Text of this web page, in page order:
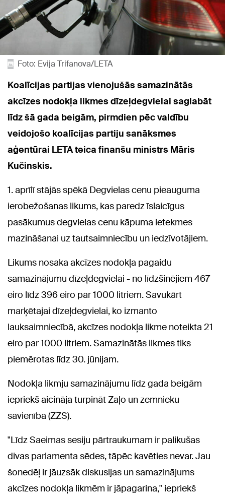
Foto: Evija Trifanova/LETA
Koalīcijas partijas vienojušās samazinātās
akcīzes nodokļa likmes dīzeļdegvielai saglabāt
līdz šā gada beigām, pirmdien pēc valdību
veidojošo koalīcijas partiju sanāksmes
aģentūrai LETA teica finanšu ministrs Māris
Kučinskis.
1. aprīlī stājās spēkā Degvielas cenu pieauguma
ierobežošanas likums, kas paredz īslaicīgus
pasākumus degvielas cenu kāpuma ietekmes
mazināšanai uz tautsaimniecību un iedzīvotājiem.
Likums nosaka akcīzes nodokļa pagaidu
samazinājumu dīzeļdegvielai - no līdzšinējiem 467
eiro līdz 396 eiro par 1000 litriem. Savukārt
marķētajai dīzeļdegvielai, ko izmanto
lauksaimniecībā, akcīzes nodokļa likme noteikta 21
eiro par 1000 litriem. Samazinātās likmes tiks
piemērotas līdz 30. jūnijam.
Nodokļa likmju samazinājumu līdz gada beigām
iepriekš aicināja turpināt Zaļo un zemnieku
savienība (ZZS).
"Līdz Saeimas sesiju pārtraukumam ir palikušas
divas parlamenta sēdes, tāpēc kavēties nevar. Jau
šonedēļ ir jāuzsāk diskusijas un samazinājums
akcīzes nodokļa likmēm ir jāpagarina," iepriekš